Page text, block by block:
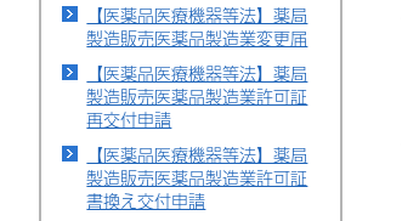
【医薬品医療機器等法】薬局
製造販売医薬品製造業変更届
【医薬品医療機器等法】薬局
製造販売医薬品製造業許可証
再交付申請
【医薬品医療機器等法】薬局
製造販売医薬品製造業許可証
書換え交付申請